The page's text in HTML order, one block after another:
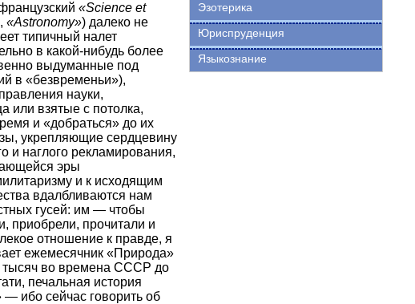
«Science et
, «Astronomy») далеко не
типичный налет
в какой-нибудь более
выдуманные под
в «безвременьи»),
науки,
или взятые с потолка,
и «добраться» до их
укрепляющие сердцевину
и наглого рекламирования,
эры
и к исходящим
вдалбливаются нам
гусей: им — чтобы
приобрели, прочитали и
отношение к правде, я
ежемесячник «Природа»
тысяч во времена СССР до
печальная история
— ибо сейчас говорить об
Эзотерика
Юриспруденция
Языкознание